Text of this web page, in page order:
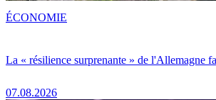
La « résilience surprenante » de l'Allemagne
07.08.2026
ÉCONOMIE